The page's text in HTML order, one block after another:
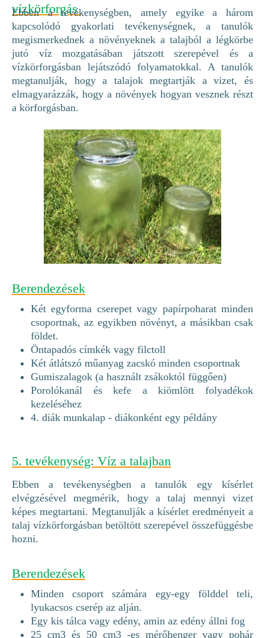
vízkörforgás
Ebben a tevékenységben, amely egyike a három
kapcsolódó gyakorlati tevékenységnek, a tanulók
megismerkednek a növényeknek a talajból a légkörbe
jutó víz mozgatásában játszott szerepével és a
vízkörforgásban lejátszódó folyamatokkal. A tanulók
megtanulják, hogy a talajok megtartják a vizet, és
elmagyarázzák, hogy a növények hogyan vesznek részt
a körforgásban.
Berendezések
Két egyforma cserepet vagy papírpoharat minden
csoportnak, az egyikben növényt, a másikban csak
földet.
Öntapadós címkék vagy filctoll
Két átlátszó műanyag zacskó minden csoportnak
Gumiszalagok (a használt zsákoktól függően)
Porolókanál és kefe a kiömlött folyadékok
kezeléséhez
4. diák munkalap - diákonként egy példány
5. tevékenység: Víz a talajban
Ebben a tevékenységben a tanulók egy kísérlet
elvégzésével megmérik, hogy a talaj mennyi vizet
képes megtartani. Megtanulják a kísérlet eredményeit a
talaj vízkörforgásban betöltött szerepével összefüggésbe
hozni.
Berendezések
Minden csoport számára egy-egy földdel teli,
lyukacsos cserép az alján.
Egy kis tálca vagy edény, amin az edény állni fog
25 cm3 és 50 cm3 -es mérőhenger vagy pohár